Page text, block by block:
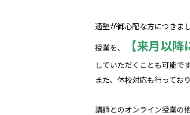
通塾が御心配な方につきま
授業を、 【来月以
していただくことも可能です
また、休校対応も行っており
講師とのオンライン授業の他